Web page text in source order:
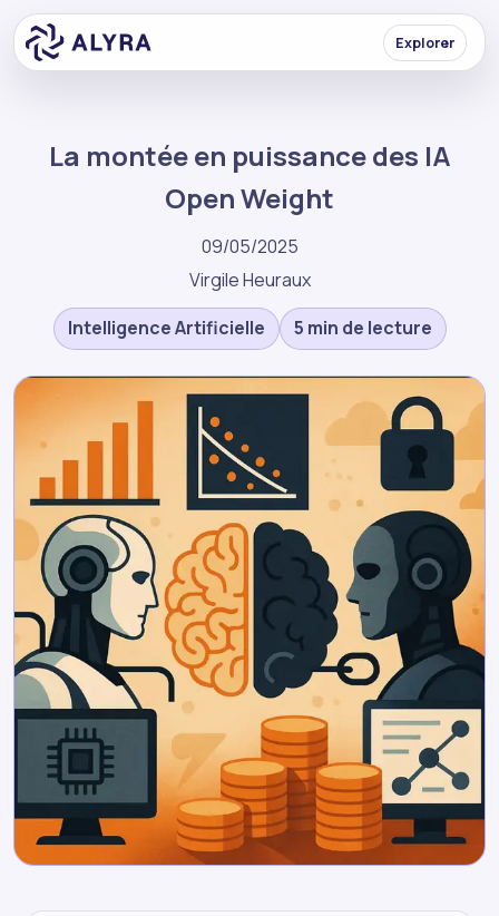
Explorer
La montée en puissance des IA
Open Weight
09/05/2025
Virgile Heuraux
Intelligence Artificielle
5 min de lecture